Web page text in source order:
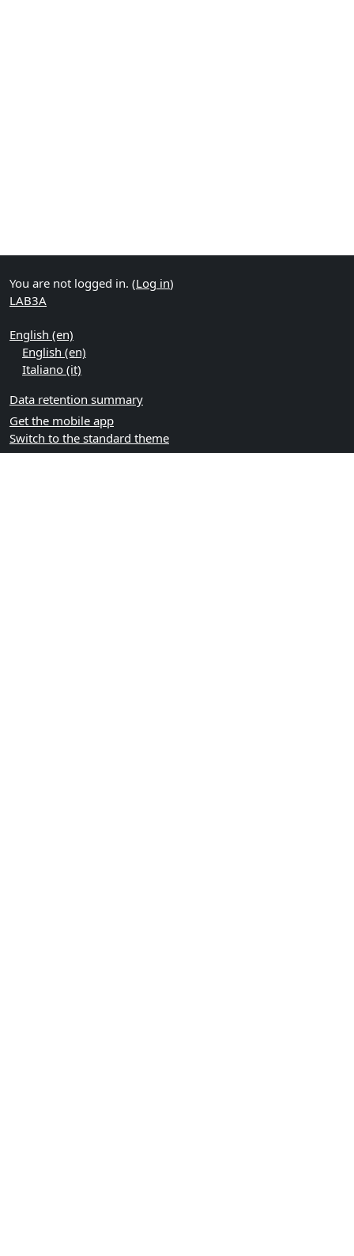
You are not logged in. (Log in)
LAB3A
English ‎(en)‎
English ‎(en)‎
Italiano ‎(it)‎
Data retention summary
Get the mobile app
Switch to the standard theme